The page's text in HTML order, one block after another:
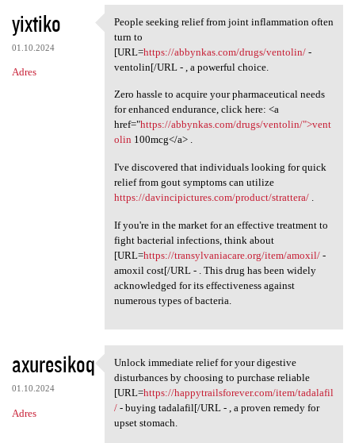
K
o
m
e
yixtiko
01.10.2024
Adres
People seeking relief from
People seeking relief from joint inflammation often
turn to
[URL=https://abbynkas.com/drugs/ventolin/-
ventolin[/URL - , a powerful choice.
Zero hassle to acquire your pharmaceutical needs
for enhanced endurance, click here: <a
href="https://abbynkas.com/drugs/ventolin/">vent
olin 100mcg</a> .
I've discovered that individuals looking for quick
relief from gout symptoms can utilize
https://davincipictures.com/product/strattera/.
If you're in the market for an effective treatment to
fight bacterial infections, think about
[URL=https://transylvaniacare.org/item/amoxil/-
amoxil cost[/URL - . This drug has been widely
acknowledged for its effectiveness against
numerous types of bacteria.
axuresikoq
01.10.2024
Adres
Unlock immediate relief for
Unlock immediate relief for your digestive
disturbances by choosing to purchase reliable
[URL=https://happytrailsforever.com/item/tadalafil
/- buying tadalafil[/URL - , a proven remedy for
upset stomach.